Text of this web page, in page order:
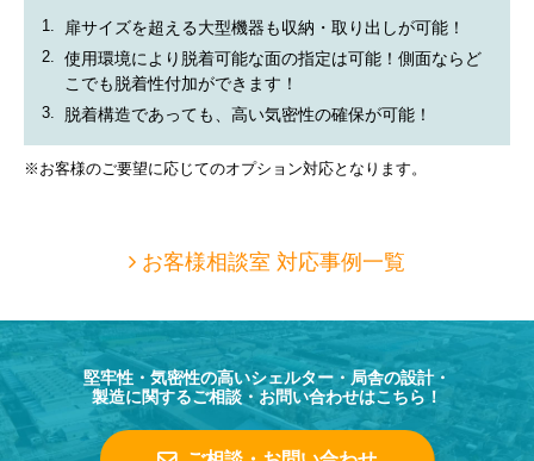
1. 扉サイズを超える大型機器も収納・取り出しが可能！
2.
使用環境により脱着可能な面の指定は可能！側面ならど
こでも脱着性付加ができます！
3. 脱着構造であっても、高い気密性の確保が可能！
※お客様のご要望に応じてのオプション対応となります。
お客様相談室 対応事例一覧
堅牢性・気密性の高いシェルター・局舎の設計・
製造に関するご相談・お問い合わせはこちら！